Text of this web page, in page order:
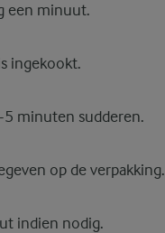
een minuut.
ingekookt.
minuten sudderen.
op de verpakking.
indien nodig.